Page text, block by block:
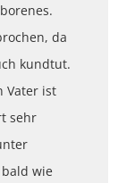
da
kundtut.
Vater ist
sehr
wie